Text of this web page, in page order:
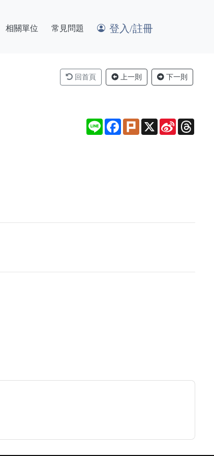
相關單位 常見問題 登入/註冊
回首頁 上一則 下一則
Line Facebook
Plurk X
Sina
Weibo